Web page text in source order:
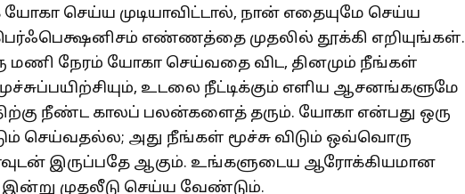
செய்ய முடியாவிட்டால், நான் எதையுமே செய்ய
எண்ணத்தை முதலில் தூக்கி எறியுங்கள்.
மணி நேரம் யோகா செய்வதை விட, தினமும் நீங்கள்
உடலை நீட்டிக்கும் எளிய ஆசனங்களுமே
நீண்ட காலப் பலன்களைத் தரும். யோகா என்பது ஒரு
செய்வதல்ல; அது நீங்கள் மூச்சு விடும் ஒவ்வொரு
இருப்பதே ஆகும். உங்களுடைய ஆரோக்கியமான
முதலீடு செய்ய வேண்டும்.